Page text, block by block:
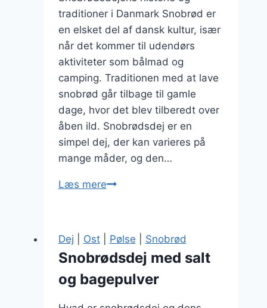
traditioner i Danmark Snobrød er
en elsket del af dansk kultur, især
når det kommer til udendørs
aktiviteter som bålmad og
camping. Traditionen med at lave
snobrød går tilbage til gamle
dage, hvor det blev tilberedt over
åben ild. Snobrødsdej er en
simpel dej, der kan varieres på
mange måder, og den…
Læs mereSnobrødsdej
mens
slapper
af
Dej Ost| Pølse Snobrød
Snobrødsdej med salt
og bagepulver